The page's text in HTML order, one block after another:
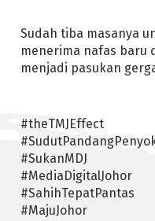
Sudah tiba masanya
menerima nafas baru
menjadi pasukan
#theTMJEffect
#SukanMDJ
#MediaDigitalJohor
#SahihTepatPantas
#MajuJohor